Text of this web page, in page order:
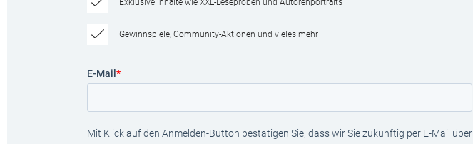
Exklusive Inhalte wie XXL-Leseproben und Autorenportraits
Gewinnspiele, Community-Aktionen und vieles mehr
E-Mail *
Mit Klick auf den Anmelden-Button bestätigen Sie, dass wir Sie zukünftig per E-Mail über